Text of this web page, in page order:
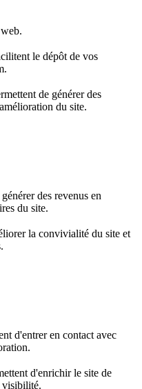
le dépôt de vos
de générer des
du site.
des revenus en
du site.
la convivialité du site et
d'entrer en contact avec
d'enrichir le site de
visibilité.